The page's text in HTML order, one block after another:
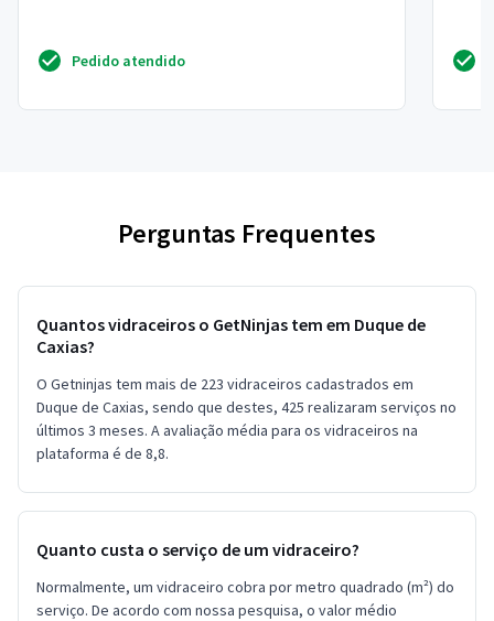
Pedido atendido
Perguntas Frequentes
Quantos vidraceiros o GetNinjas tem em Duque de
Caxias?
O Getninjas tem mais de 223 vidraceiros cadastrados em
Duque de Caxias, sendo que destes, 425 realizaram serviços no
últimos 3 meses. A avaliação média para os vidraceiros na
plataforma é de 8,8.
Quanto custa o serviço de um vidraceiro?
Normalmente, um vidraceiro cobra por metro quadrado (m²) do
serviço. De acordo com nossa pesquisa, o valor médio